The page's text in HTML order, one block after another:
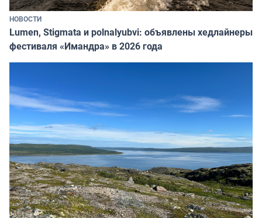
НОВОСТИ
Lumen, Stigmata и polnalyubvi: объявлены хедлайнеры
фестиваля «Имандра» в 2026 года